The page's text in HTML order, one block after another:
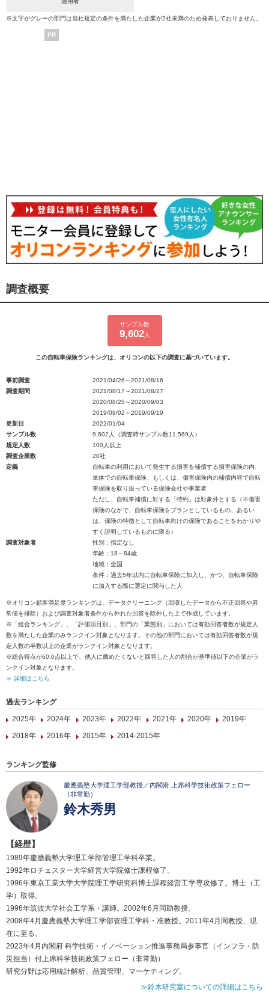
※文字がグレーの部門は当社規定の条件を満たした企業が2社未満のため発表しておりません。
PR
調査概要
サンプル数
9,602人
この自転車保険ランキングは、オリコンの以下の調査に基づいています。
事前調査
2021/04/26～2021/08/16
調査期間
2021/08/17～2021/08/27
2020/08/25～2020/09/03
2019/09/02～2019/09/19
更新日
2022/01/04
サンプル数
9,602人（調査時サンプル数11,569人）
規定人数
100人以上
調査企業数
20社
定義
自転車の利用において発生する損害を補償する損害保険の内、
単体での自転車保険、もしくは、傷害保険内の補償内容で自転
車保険を取り扱っている保険会社や事業者
ただし、自転車補償に対する「特約」は対象外とする（※傷害
保険のなかで、自転車保険をプランとしているもの、あるい
は、保険の特徴として自転車向けの保険であることをわかりや
すく説明しているものに限る）
調査対象者
性別：指定なし
年齢：18～84歳
地域：全国
条件：過去5年以内に自転車保険に加入し、かつ、自転車保険
に加入する際に選定に関与した人
※オリコン顧客満足度ランキングは、データクリーニング（回収したデータから不正回答や異
常値を排除）および調査対象者条件から外れた回答を除外した上で作成しています。
※「総合ランキング」、「評価項目別」、部門の「業態別」においては有効回答者数が規定人
数を満たした企業のみランクイン対象となります。その他の部門においては有効回答者数が規
定人数の半数以上の企業がランクイン対象となります。
※総合得点が60.0点以上で、他人に薦めたくないと回答した人の割合が基準値以下の企業がラ
ンクイン対象となります。
≫ 詳細はこちら
過去ランキング
2025年
2024年 2023年 2022年 2021年 2020年
2019年
2018年
2016年 2015年 2014-2015年
ランキング監修
慶應義塾大学理工学部教授／内閣府 上席科学技術政策フェロー
（非常勤）
鈴木秀男
【経歴】
1989年慶應義塾大学理工学部管理工学科卒業。
1992年ロチェスター大学経営大学院修士課程修了。
1996年東京工業大学大学院理工学研究科博士課程経営工学専攻修了。博士（工
学）取得。
1996年筑波大学社会工学系・講師。2002年6月同助教授。
2008年4月慶應義塾大学理工学部管理工学科・准教授。2011年4月同教授、現
在に至る。
2023年4月内閣府 科学技術・イノベーション推進事務局参事官（インフラ・防
災担当）付上席科学技術政策フェロー（非常勤）
研究分野は応用統計解析、品質管理、マーケティング。
≫鈴木研究室についての詳細はこちら